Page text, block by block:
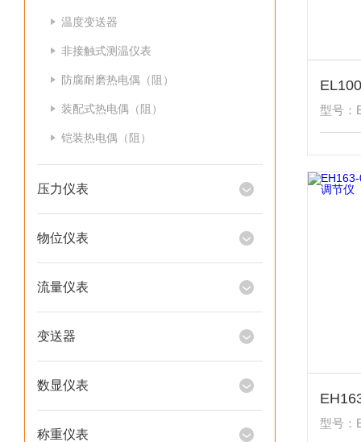
温度变送器
非接触式测温仪表
防腐耐磨热电偶（阻）
装配式热电偶（阻）
铠装热电偶（阻）
压力仪表
物位仪表
流量仪表
变送器
数显仪表
称重仪表
型号：
型号：